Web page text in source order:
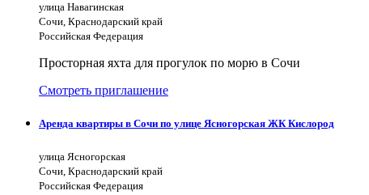
улица Навагинская
Сочи, Краснодарский край
Российская Федерация
Просторная яхта для прогулок по морю в Сочи
Смотреть приглашение
Аренда квартиры в Сочи по улице Ясногорская ЖК Кислород
улица Ясногорская
Сочи, Краснодарский край
Российская Федерация